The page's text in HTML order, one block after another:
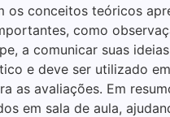
os conceitos teóricos
como
a comunicar suas
e deve ser utilizado
as avaliações. Em
em sala de aula,